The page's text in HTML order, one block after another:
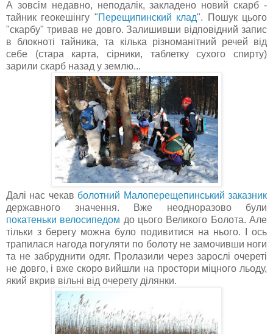
А зовсім недавно, неподалік, закладено новий скарб -
тайник геокешінгу "Перещипинский клад". Пошук цього
"скарбу" тривав не довго. Залишивши відповідний запис
в блокноті тайника, та кілька різноманітний речей від
себе (стара карта, сірники, таблетку сухого спирту)
зарили скарб назад у землю...
Далі нас чекав болотний Малоперещепинський заказник
державного значення. Вже неодноразово були
покатеньки велосипедом до цього Великого Болота. Але
тільки з берегу можна було подивитися на нього. І ось
трапилася нагода погуляти по болоту не замочивши ноги
та не забруднити одяг. Пролазили через зарослі очереті
не довго, і вже скоро вийшли на простори міцного льоду,
який вкрив вільні від очерету ділянки.